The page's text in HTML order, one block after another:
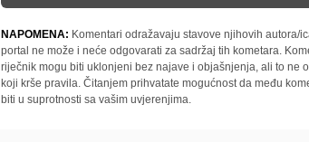
NAPOMENA: Komentari odražavaju stavove njihovih autora/
portal ne može i neće odgovarati za sadržaj tih kometara.
riječnik mogu biti uklonjeni bez najave i objašnjenja, ali to ne
koji krše pravila. Čitanjem prihvatate mogućnost da među
biti u suprotnosti sa vašim uvjerenjima.